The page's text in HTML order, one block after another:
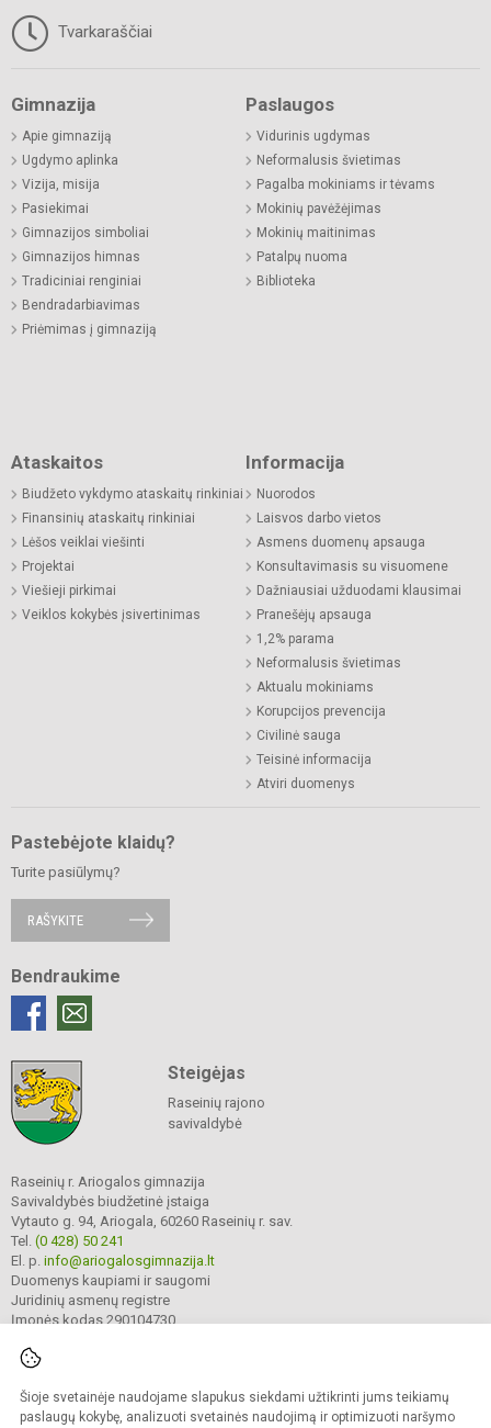
Šioje svetainėje naudojame slapukus siekdami užtikrinti jums teikiamų
paslaugų kokybę, analizuoti svetainės naudojimą ir optimizuoti naršymo
Tvarkaraščiai
Gimnazija
Apie gimnaziją
Ugdymo aplinka
Vizija, misija
Pasiekimai
Gimnazijos simboliai
Gimnazijos himnas
Tradiciniai renginiai
Bendradarbiavimas
Priėmimas į gimnaziją
Paslaugos
Vidurinis ugdymas
Neformalusis švietimas
Pagalba mokiniams ir tėvams
Mokinių pavėžėjimas
Mokinių maitinimas
Patalpų nuoma
Biblioteka
Ataskaitos
Biudžeto vykdymo ataskaitų rinkiniai
Finansinių ataskaitų rinkiniai
Lėšos veiklai viešinti
Projektai
Viešieji pirkimai
Veiklos kokybės įsivertinimas
Informacija
Nuorodos
Laisvos darbo vietos
Asmens duomenų apsauga
Konsultavimasis su visuomene
Dažniausiai užduodami klausimai
Pranešėjų apsauga
1,2% parama
Neformalusis švietimas
Aktualu mokiniams
Korupcijos prevencija
Civilinė sauga
Teisinė informacija
Atviri duomenys
Pastebėjote klaidų?
Turite pasiūlymų?
RAŠYKITE
Bendraukime
Steigėjas
Raseinių rajono
savivaldybė
Raseinių r. Ariogalos gimnazija
Savivaldybės biudžetinė įstaiga
Vytauto g. 94, Ariogala, 60260 Raseinių r. sav.
Tel. (0 428) 50 241
El. p. info@ariogalosgimnazija.lt
Duomenys kaupiami ir saugomi
Juridinių asmenų registre
Įmonės kodas 290104730
© 2022. Raseinių r. Ariogalos gimnazija. Visos teisės saugomos.
Kopijuoti turinį be raštiško gimnazijos sutikimo griežtai draudžiama.